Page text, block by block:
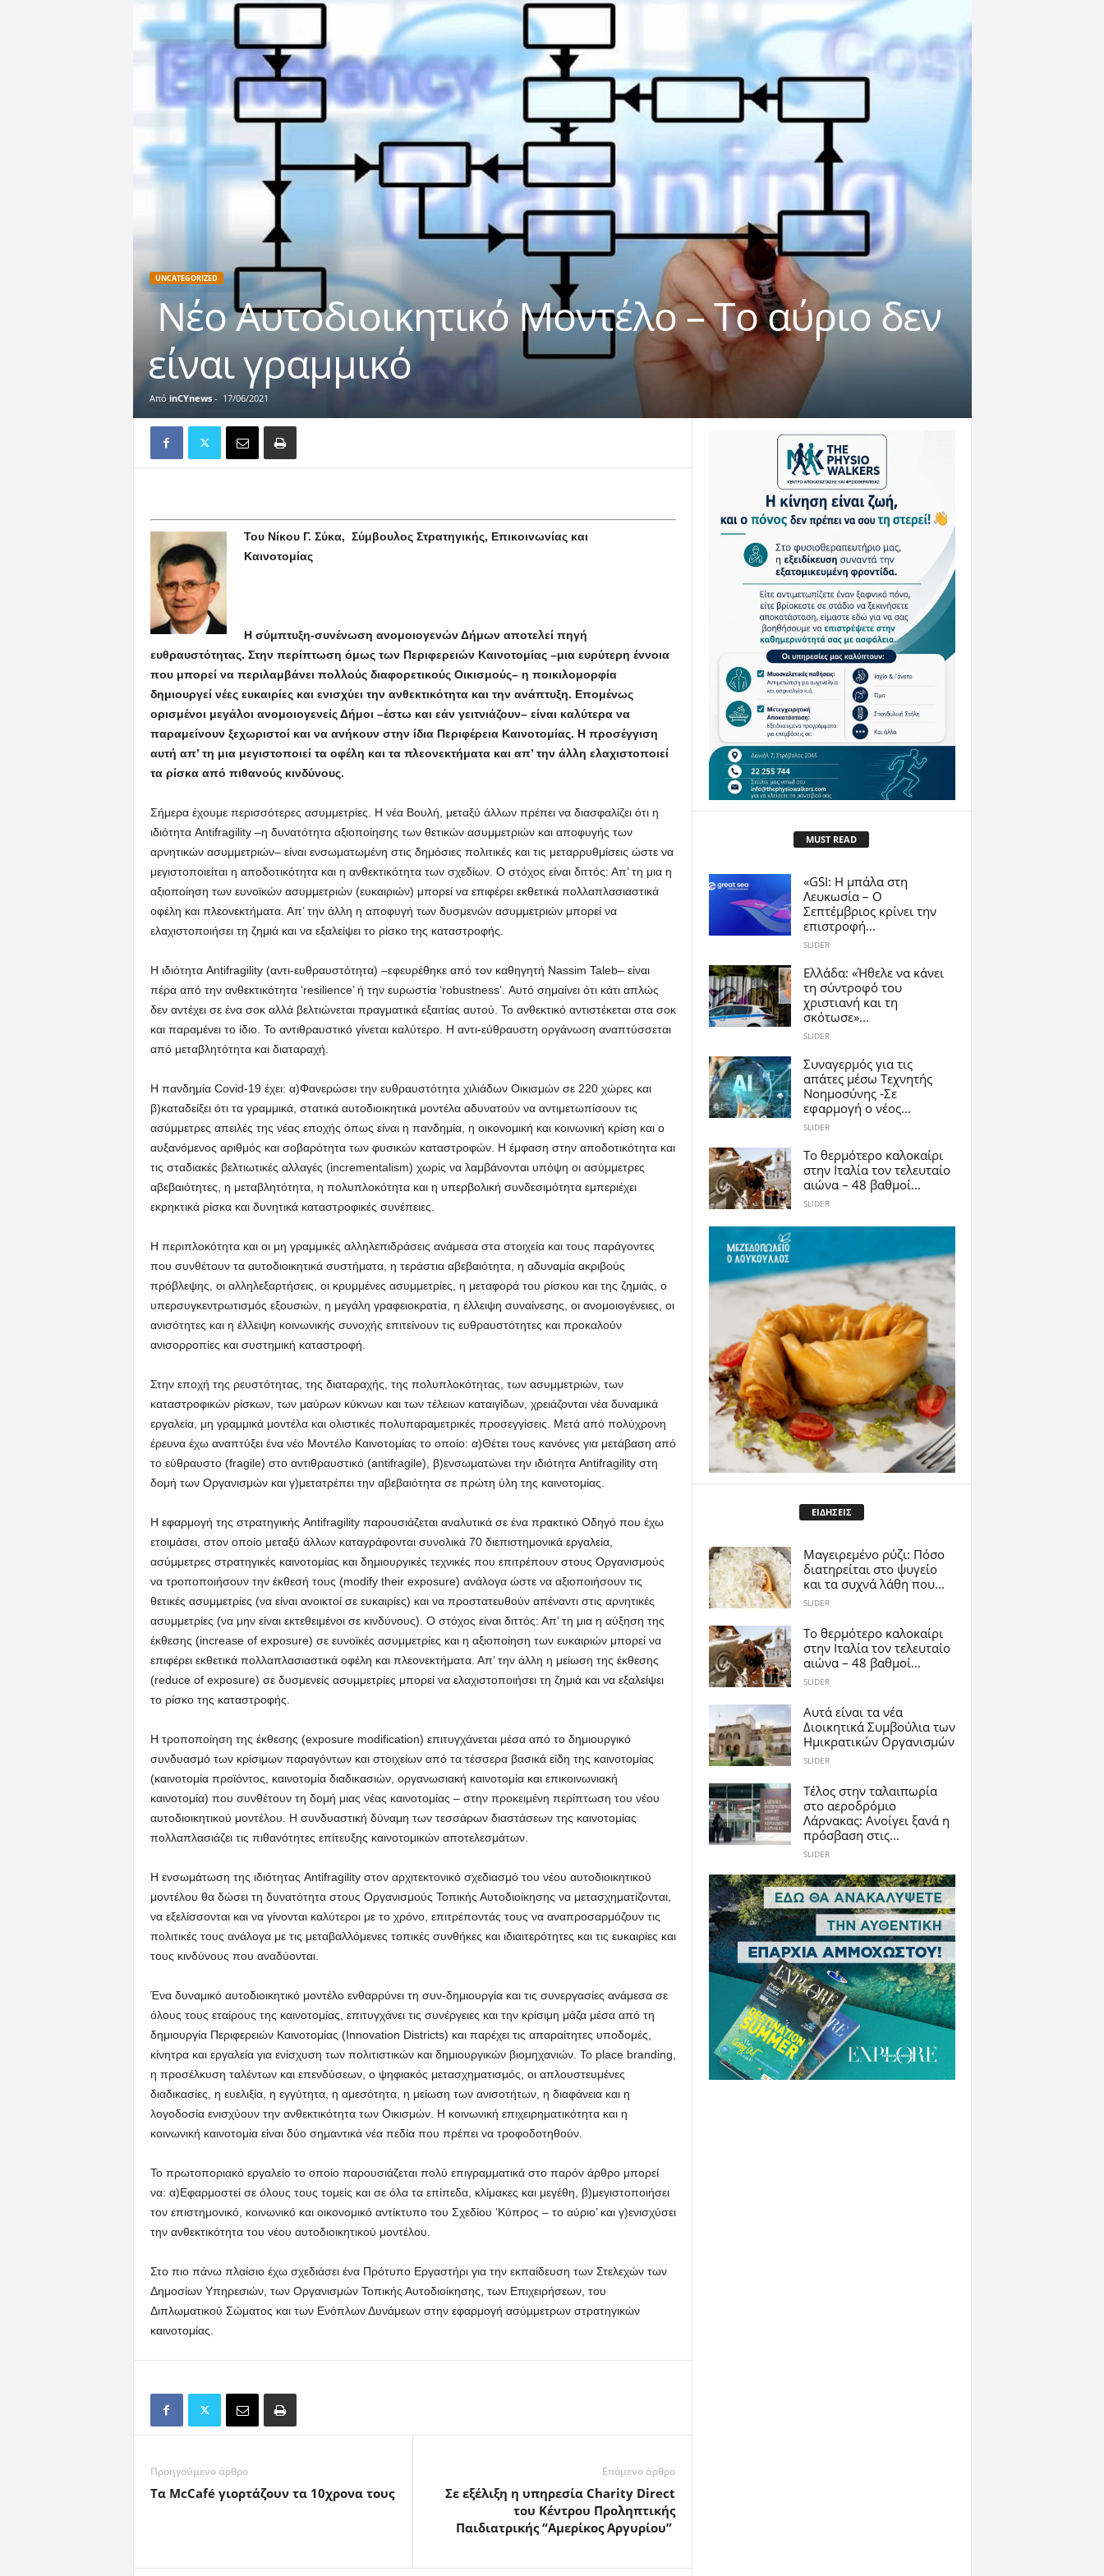
UNCATEGORIZED
Νέο Αυτοδιοικητικό Μοντέλο – Το αύριο δεν
είναι γραμμικό
Από inCYnews- 17/06/2021
Του Νίκου Γ. Σύκα, Σύμβουλος Στρατηγικής, Επικοινωνίας και
Καινοτομίας
Η σύμπτυξη-συνένωση ανομοιογενών Δήμων αποτελεί πηγή
ευθραυστότητας. Στην περίπτωση όμως των Περιφερειών Καινοτομίας –μια ευρύτερη έννοια
που μπορεί να περιλαμβάνει πολλούς διαφορετικούς Οικισμούς– η ποικιλομορφία
δημιουργεί νέες ευκαιρίες και ενισχύει την ανθεκτικότητα και την ανάπτυξη. Επομένως
ορισμένοι μεγάλοι ανομοιογενείς Δήμοι –έστω και εάν γειτνιάζουν– είναι καλύτερα να
παραμείνουν ξεχωριστοί και να ανήκουν στην ίδια Περιφέρεια Καινοτομίας. Η προσέγγιση
αυτή απ’ τη μια μεγιστοποιεί τα οφέλη και τα πλεονεκτήματα και απ’ την άλλη ελαχιστοποιεί
τα ρίσκα από πιθανούς κινδύνους.
Σήμερα έχουμε περισσότερες ασυμμετρίες. Η νέα Βουλή, μεταξύ άλλων πρέπει να διασφαλίζει ότι η
ιδιότητα Antifragility –η δυνατότητα αξιοποίησης των θετικών ασυμμετριών και αποφυγής των
αρνητικών ασυμμετριών– είναι ενσωματωμένη στις δημόσιες πολιτικές και τις μεταρρυθμίσεις ώστε να
μεγιστοποιείται η αποδοτικότητα και η ανθεκτικότητα των σχεδίων. Ο στόχος είναι διττός: Απ’ τη μια η
αξιοποίηση των ευνοϊκών ασυμμετριών (ευκαιριών) μπορεί να επιφέρει εκθετικά πολλαπλασιαστικά
οφέλη και πλεονεκτήματα. Απ’ την άλλη η αποφυγή των δυσμενών ασυμμετριών μπορεί να
ελαχιστοποιήσει τη ζημιά και να εξαλείψει το ρίσκο της καταστροφής.
Η ιδιότητα Antifragility (αντι-ευθραυστότητα) –εφευρέθηκε από τον καθηγητή Nassim Taleb– είναι
πέρα από την ανθεκτικότητα ‘resilience’ ή την ευρωστία ‘robustness’. Αυτό σημαίνει ότι κάτι απλώς
δεν αντέχει σε ένα σοκ αλλά βελτιώνεται πραγματικά εξαιτίας αυτού. Το ανθεκτικό αντιστέκεται στα σοκ
και παραμένει το ίδιο. Το αντιθραυστικό γίνεται καλύτερο. Η αντι-εύθραυστη οργάνωση αναπτύσσεται
από μεταβλητότητα και διαταραχή.
Η πανδημία Covid-19 έχει: α)Φανερώσει την ευθραυστότητα χιλιάδων Οικισμών σε 220 χώρες και
β)καταδείξει ότι τα γραμμικά, στατικά αυτοδιοικητικά μοντέλα αδυνατούν να αντιμετωπίσουν τις
ασύμμετρες απειλές της νέας εποχής όπως είναι η πανδημία, η οικονομική και κοινωνική κρίση και ο
αυξανόμενος αριθμός και σοβαρότητα των φυσικών καταστροφών. Η έμφαση στην αποδοτικότητα και
τις σταδιακές βελτιωτικές αλλαγές (incrementalism) χωρίς να λαμβάνονται υπόψη οι ασύμμετρες
αβεβαιότητες, η μεταβλητότητα, η πολυπλοκότητα και η υπερβολική συνδεσιμότητα εμπεριέχει
εκρηκτικά ρίσκα και δυνητικά καταστροφικές συνέπειες.
Η περιπλοκότητα και οι μη γραμμικές αλληλεπιδράσεις ανάμεσα στα στοιχεία και τους παράγοντες
που συνθέτουν τα αυτοδιοικητικά συστήματα, η τεράστια αβεβαιότητα, η αδυναμία ακριβούς
πρόβλεψης, οι αλληλεξαρτήσεις, οι κρυμμένες ασυμμετρίες, η μεταφορά του ρίσκου και της ζημιάς, ο
υπερσυγκεντρωτισμός εξουσιών, η μεγάλη γραφειοκρατία, η έλλειψη συναίνεσης, οι ανομοιογένειες, οι
ανισότητες και η έλλειψη κοινωνικής συνοχής επιτείνουν τις ευθραυστότητες και προκαλούν
ανισορροπίες και συστημική καταστροφή.
Στην εποχή της ρευστότητας, της διαταραχής, της πολυπλοκότητας, των ασυμμετριών, των
καταστροφικών ρίσκων, των μαύρων κύκνων και των τέλειων καταιγίδων, χρειάζονται νέα δυναμικά
εργαλεία, μη γραμμικά μοντέλα και ολιστικές πολυπαραμετρικές προσεγγίσεις. Μετά από πολύχρονη
έρευνα έχω αναπτύξει ένα νέο Μοντέλο Καινοτομίας το οποίο: α)Θέτει τους κανόνες για μετάβαση από
το εύθραυστο (fragile) στο αντιθραυστικό (antifragile), β)ενσωματώνει την ιδιότητα Antifragility στη
δομή των Οργανισμών και γ)μετατρέπει την αβεβαιότητα σε πρώτη ύλη της καινοτομίας.
Η εφαρμογή της στρατηγικής Antifragility παρουσιάζεται αναλυτικά σε ένα πρακτικό Οδηγό που έχω
ετοιμάσει, στον οποίο μεταξύ άλλων καταγράφονται συνολικά 70 διεπιστημονικά εργαλεία,
ασύμμετρες στρατηγικές καινοτομίας και δημιουργικές τεχνικές που επιτρέπουν στους Οργανισμούς
να τροποποιήσουν την έκθεσή τους (modify their exposure) ανάλογα ώστε να αξιοποιήσουν τις
θετικές ασυμμετρίες (να είναι ανοικτοί σε ευκαιρίες) και να προστατευθούν απέναντι στις αρνητικές
ασυμμετρίες (να μην είναι εκτεθειμένοι σε κινδύνους). Ο στόχος είναι διττός: Απ’ τη μια η αύξηση της
έκθεσης (increase of exposure) σε ευνοϊκές ασυμμετρίες και η αξιοποίηση των ευκαιριών μπορεί να
επιφέρει εκθετικά πολλαπλασιαστικά οφέλη και πλεονεκτήματα. Απ’ την άλλη η μείωση της έκθεσης
(reduce of exposure) σε δυσμενείς ασυμμετρίες μπορεί να ελαχιστοποιήσει τη ζημιά και να εξαλείψει
το ρίσκο της καταστροφής.
Η τροποποίηση της έκθεσης (exposure modification) επιτυγχάνεται μέσα από το δημιουργικό
συνδυασμό των κρίσιμων παραγόντων και στοιχείων από τα τέσσερα βασικά είδη της καινοτομίας
(καινοτομία προϊόντος, καινοτομία διαδικασιών, οργανωσιακή καινοτομία και επικοινωνιακή
καινοτομία) που συνθέτουν τη δομή μιας νέας καινοτομίας – στην προκειμένη περίπτωση του νέου
αυτοδιοικητικού μοντέλου. Η συνδυαστική δύναμη των τεσσάρων διαστάσεων της καινοτομίας
πολλαπλασιάζει τις πιθανότητες επίτευξης καινοτομικών αποτελεσμάτων.
Η ενσωμάτωση της ιδιότητας Antifragility στον αρχιτεκτονικό σχεδιασμό του νέου αυτοδιοικητικού
μοντέλου θα δώσει τη δυνατότητα στους Οργανισμούς Τοπικής Αυτοδιοίκησης να μετασχηματίζονται,
να εξελίσσονται και να γίνονται καλύτεροι με το χρόνο, επιτρέποντάς τους να αναπροσαρμόζουν τις
πολιτικές τους ανάλογα με τις μεταβαλλόμενες τοπικές συνθήκες και ιδιαιτερότητες και τις ευκαιρίες και
τους κινδύνους που αναδύονται.
Ένα δυναμικό αυτοδιοικητικό μοντέλο ενθαρρύνει τη συν-δημιουργία και τις συνεργασίες ανάμεσα σε
όλους τους εταίρους της καινοτομίας, επιτυγχάνει τις συνέργειες και την κρίσιμη μάζα μέσα από τη
δημιουργία Περιφερειών Καινοτομίας (Innovation Districts) και παρέχει τις απαραίτητες υποδομές,
κίνητρα και εργαλεία για ενίσχυση των πολιτιστικών και δημιουργικών βιομηχανιών. Το place branding,
η προσέλκυση ταλέντων και επενδύσεων, ο ψηφιακός μετασχηματισμός, οι απλουστευμένες
διαδικασίες, η ευελιξία, η εγγύτητα, η αμεσότητα, η μείωση των ανισοτήτων, η διαφάνεια και η
λογοδοσία ενισχύουν την ανθεκτικότητα των Οικισμών. Η κοινωνική επιχειρηματικότητα και η
κοινωνική καινοτομία είναι δύο σημαντικά νέα πεδία που πρέπει να τροφοδοτηθούν.
Το πρωτοποριακό εργαλείο το οποίο παρουσιάζεται πολύ επιγραμματικά στο παρόν άρθρο μπορεί
να: α)Εφαρμοστεί σε όλους τους τομείς και σε όλα τα επίπεδα, κλίμακες και μεγέθη, β)μεγιστοποιήσει
τον επιστημονικό, κοινωνικό και οικονομικό αντίκτυπο του Σχεδίου ‘Κύπρος – το αύριο’ και γ)ενισχύσει
την ανθεκτικότητα του νέου αυτοδιοικητικού μοντέλου.
Στο πιο πάνω πλαίσιο έχω σχεδιάσει ένα Πρότυπο Εργαστήρι για την εκπαίδευση των Στελεχών των
Δημοσίων Υπηρεσιών, των Οργανισμών Τοπικής Αυτοδιοίκησης, των Επιχειρήσεων, του
Διπλωματικού Σώματος και των Ενόπλων Δυνάμεων στην εφαρμογή ασύμμετρων στρατηγικών
καινοτομίας.
Προηγούμενο άρθρο
Tα McCafé γιορτάζουν τα 10χρονα τους
Επόμενο άρθρο
Σε εξέλιξη η υπηρεσία Charity Direct
του Κέντρου Προληπτικής
Παιδιατρικής “Αμερίκος Αργυρίου”
MUST READ
«GSI: Η μπάλα στη
Λευκωσία – Ο
Σεπτέμβριος κρίνει την
επιστροφή...
SLIDER
Ελλάδα: «Ήθελε να κάνει
τη σύντροφό του
χριστιανή και τη
σκότωσε»...
SLIDER
Συναγερμός για τις
απάτες μέσω Τεχνητής
Νοημοσύνης -Σε
εφαρμογή ο νέος...
SLIDER
Το θερμότερο καλοκαίρι
στην Ιταλία τον τελευταίο
αιώνα – 48 βαθμοί...
SLIDER
ΕΙΔΗΣΕΙΣ
Μαγειρεμένο ρύζι: Πόσο
διατηρείται στο ψυγείο
και τα συχνά λάθη που...
SLIDER
Το θερμότερο καλοκαίρι
στην Ιταλία τον τελευταίο
αιώνα – 48 βαθμοί...
SLIDER
Αυτά είναι τα νέα
Διοικητικά Συμβούλια των
Ημικρατικών Οργανισμών
SLIDER
Tέλος στην ταλαιπωρία
στο αεροδρόμιο
Λάρνακας: Ανοίγει ξανά η
πρόσβαση στις...
SLIDER